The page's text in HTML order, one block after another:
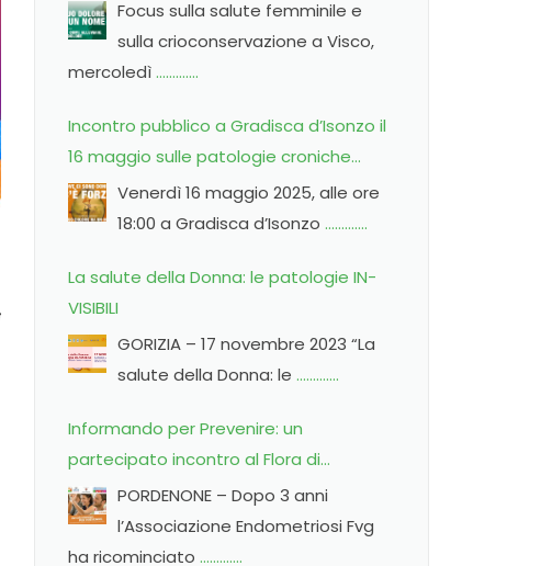
crioconservazione
Focus sulla salute femminile e
sulla crioconservazione a Visco,
mercoledì………….
Incontro pubblico a Gradisca d’Isonzo il
16 maggio sulle patologie croniche
femminiliVenerdì 16 maggio 2025, alle ore
18:00 a Gradisca d’Isonzo ………….
La salute della Donna: le patologie IN-
VISIBILI
GORIZIA – 17 novembre 2023 “La
salute della Donna: le ………….
Informando per Prevenire: un
partecipato incontro al Flora di
PordenonePORDENONE – Dopo 3 anni
l’Associazione Endometriosi Fvg
ha ricominciato ………….